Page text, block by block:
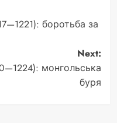
боротьба за
Next:
монгольська
буря